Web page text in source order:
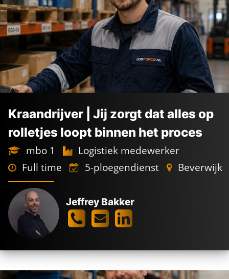
Kraandrijver | Jij zorgt dat alles op
rolletjes loopt binnen het proces
mbo 1
Logistiek medewerker
Full time
5-ploegendienst Beverwijk
Jeffrey Bakker